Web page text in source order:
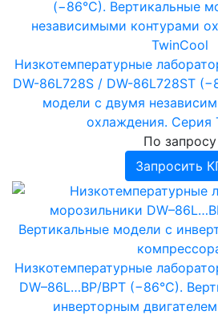
Низкотемпературные
DW-86L728S / DW-86L728ST
модели с двумя
охлаждения. Серия
По запросу
Запросить
Низкотемпературные
DW–86L…BP/BPT (−86°C).
инверторным